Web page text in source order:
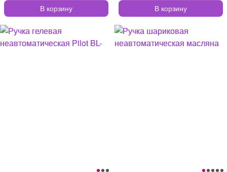
В корзину В корзину